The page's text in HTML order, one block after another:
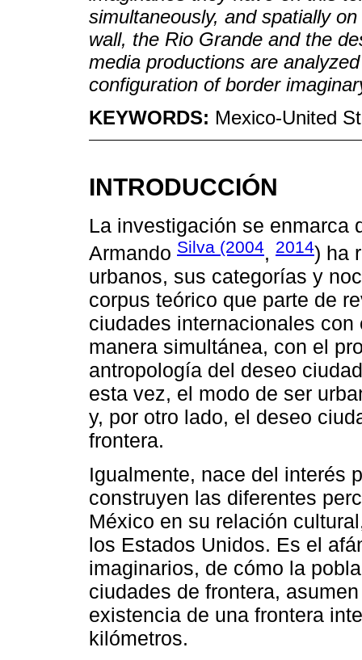
simultaneously, and spatially
wall, the Rio Grande and the
media productions are
configuration of border
KEYWORDS: Mexico-United
INTRODUCCIÓN
La investigación se enmarca
Armando Silva (2004, 2014) ha
urbanos, sus categorías y
corpus teórico que parte de
ciudades internacionales
manera simultánea, con el
antropología del deseo
esta vez, el modo de ser
y, por otro lado, el deseo
frontera.
Igualmente, nace del interés
construyen las diferentes
México en su relación
los Estados Unidos. Es el
imaginarios, de cómo la
ciudades de frontera,
existencia de una frontera
kilómetros.